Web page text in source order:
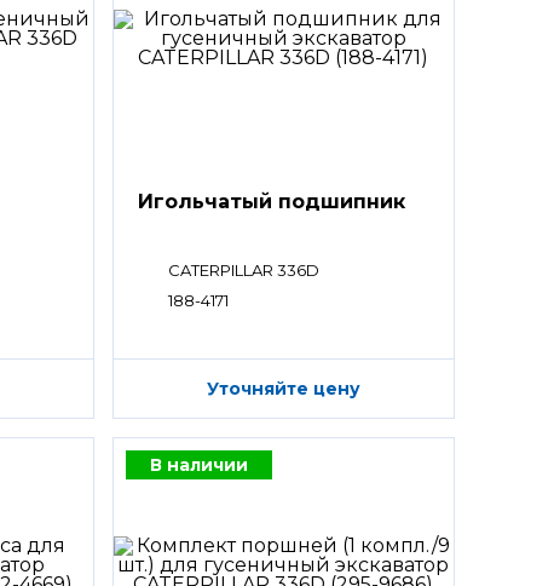
Игольчатый подшипник
CATERPILLAR 336D
188-4171
Уточняйте цену
В наличии